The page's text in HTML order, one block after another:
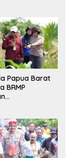
Papua Barat
BRMP
Barat